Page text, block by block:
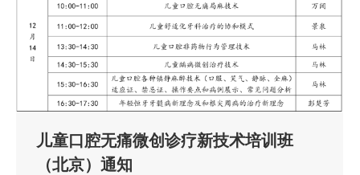
儿童口腔无痛微创诊疗新技术培训班
（北京）通知